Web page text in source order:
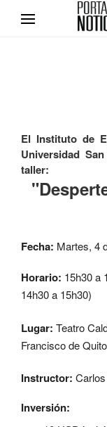
El Instituto de
Universidad
taller:
Fecha: Martes, 4
Horario: 15h30 a
14h30 a 15h30)
Lugar: Teatro
Francisco de Quito
Instructor:
Inversión: